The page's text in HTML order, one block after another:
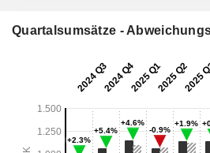
Quartalsumsätze -